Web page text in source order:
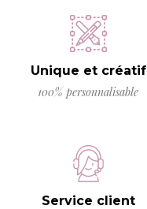
Unique et créatif
100% personnalisable
Service client